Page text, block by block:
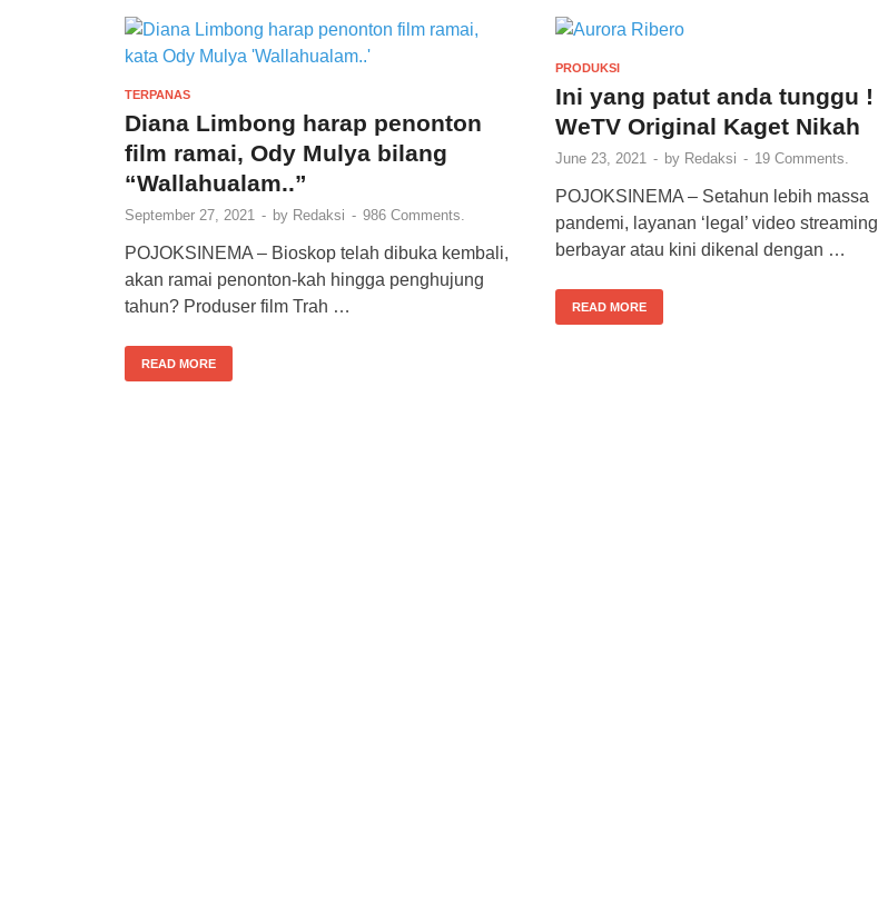
TERPANAS
Diana Limbong harap penonton
film ramai, Ody Mulya bilang
“Wallahualam..”
September 27, 2021 - by Redaksi - 986 Comments.
POJOKSINEMA – Bioskop telah dibuka kembali,
akan ramai penonton-kah hingga penghujung
tahun? Produser film Trah …
READ MORE
PRODUKSI
Ini yang patut anda tunggu !
WeTV Original Kaget Nikah
June 23, 2021 - by Redaksi - 19 Comments.
POJOKSINEMA – Setahun lebih massa
pandemi, layanan ‘legal’ video streaming
berbayar atau kini dikenal dengan …
READ MORE